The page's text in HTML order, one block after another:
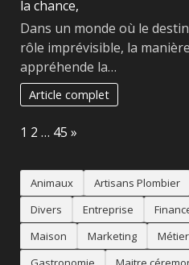
Dans un monde où le
rôle imprévisible, la
appréhende la…
Article complet
Page:
1 2 … 45 Next
»
Animaux Artisans Plombier
Divers
Entreprise
Maison
Marketing